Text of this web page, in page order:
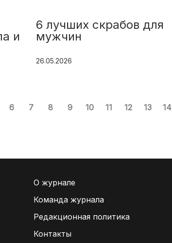
и
6 лучших скрабов для
мужчин
26.05.2026
6 7 8 9 10 11 12 13 14
О журнале
Команда журнала
Редакционная политика
Контакты